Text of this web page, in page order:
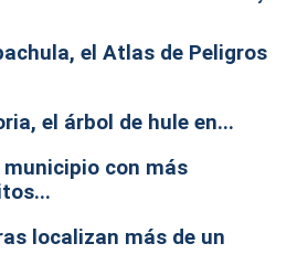
el Atlas de Peligros
el árbol de hule en...
con más
localizan más de un